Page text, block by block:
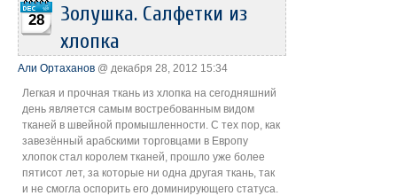
28
Золушка. Салфетки из
хлопка
Али Ортаханов @ декабря 28, 2012 15:34
Легкая и прочная ткань из хлопка на сегодняшний
день является самым востребованным видом
тканей в швейной промышленности. С тех пор, как
завезённый арабскими торговцами в Европу
хлопок стал королем тканей, прошло уже более
пятисот лет, за которые ни одна другая ткань, так
и не смогла оспорить его доминирующего статуса.